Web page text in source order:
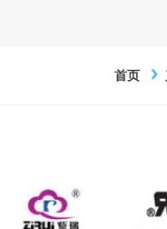
首页